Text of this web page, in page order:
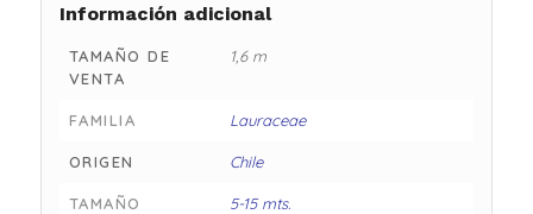
Información adicional
TAMAÑO DE
VENTA
1,6 m
FAMILIA Lauraceae
ORIGEN Chile
TAMAÑO
5-15 mts.